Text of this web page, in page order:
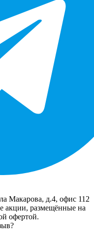
Макарова, д.4, офис 112
акции, размещённые на
офертой.